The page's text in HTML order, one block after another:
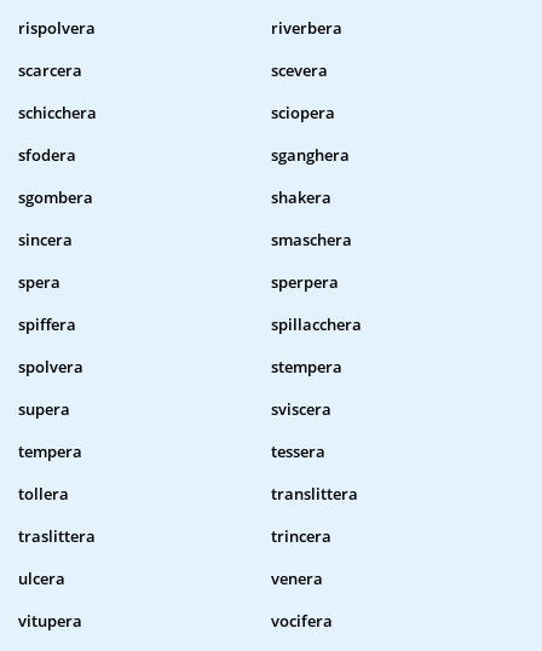
rispolvera
riverbera
scarcera
scevera
schicchera
sciopera
sfodera
sganghera
sgombera
shakera
sincera
smaschera
spera
sperpera
spiffera
spillacchera
spolvera
stempera
supera
sviscera
tempera
tessera
tollera
translittera
traslittera
trincera
ulcera
venera
vitupera
vocifera